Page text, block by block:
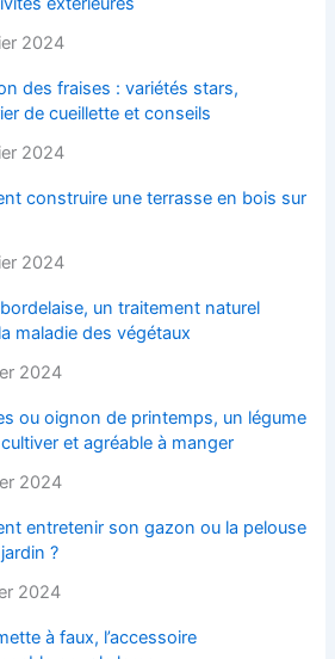
2024
des fraises : variétés stars,
de cueillette et conseils
2024
construire une terrasse en bois sur
2024
un traitement naturel
maladie des végétaux
2024
ou oignon de printemps, un légume
et agréable à manger
2024
entretenir son gazon ou la pelouse
?
2024
à faux, l’accessoire